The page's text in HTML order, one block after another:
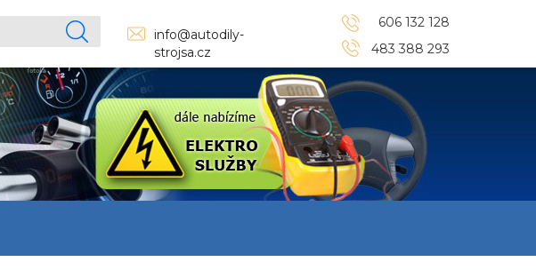
info@autodily-
strojsa.cz
606 132 128
483 388 293